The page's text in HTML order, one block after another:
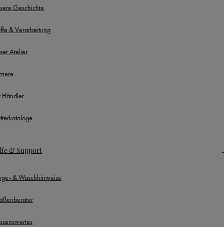
Geschichte
& Verarbeitung
Atelier
Händler
& Support
& Waschhinweise